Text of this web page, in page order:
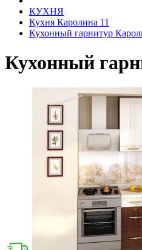
КУХНЯ
Кухня Каролина 11
Кухонный гарнитур
Кухонный